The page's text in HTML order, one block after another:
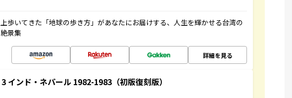
歩いてきた「地球の歩き方」があなたにお届けする、人生を輝かせる台湾の
景集
詳細を見る
インド・ネパール 1982-1983（初版復刻版）